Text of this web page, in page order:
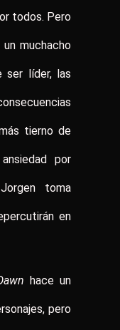
todos. Pero
muchacho
ser líder, las
tierno de
por
toma
en
hace un
pero